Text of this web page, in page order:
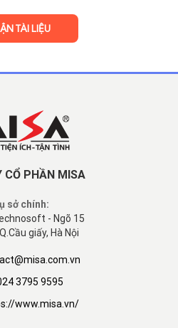
CỔ PHẦN MISA
sở chính:
- Ngõ 15
giấy, Hà Nội
3795 9595
www.misa.vn/